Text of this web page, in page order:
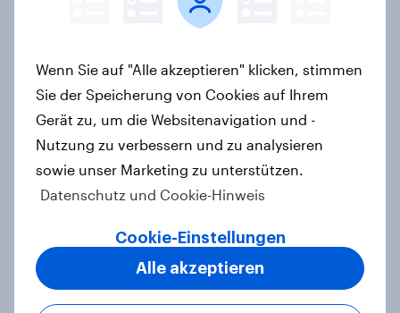
Globetrotter guide: German
international traveler outlook 2026
Report
technologie-affiner und preis-
leistungs-orientierter deutscher
Autokäufer
Artikel
Wenn Sie auf "Alle akzeptieren" klicken, stimmen
Sie der Speicherung von Cookies auf Ihrem
Gerät zu, um die Websitenavigation und -
Nutzung zu verbessern und zu analysieren
sowie unser Marketing zu unterstützen.
Datenschutz und Cookie-Hinweis
Cookie-Einstellungen
Alle akzeptieren